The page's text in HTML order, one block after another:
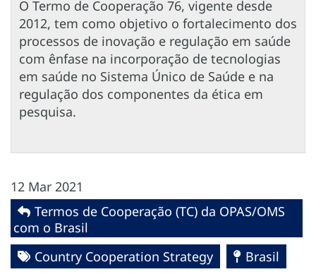
O Termo de Cooperação 76, vigente desde
2012, tem como objetivo o fortalecimento dos
processos de inovação e regulação em saúde
com ênfase na incorporação de tecnologias
em saúde no Sistema Único de Saúde e na
regulação dos componentes da ética em
pesquisa.
12 Mar 2021
Termos de Cooperação (TC) da OPAS/OMS
com o Brasil
Country Cooperation Strategy
Brasil